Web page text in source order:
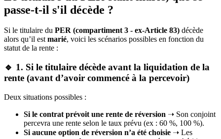
passe-t-il s'il décède ?
Si le titulaire du PER (compartiment 3 - ex-Article 83) décède
alors qu’il estmarié, voici les scénarios possibles en fonction du
statut de la rente :
🔹 1. Si le titulaire décède avant la liquidation de la
rente (avant d’avoir commencé à la percevoir)
Deux situations possibles :
Si le contrat prévoit une rente de réversion ➝ Son conjoint
percevra une rente selon le taux prévu (ex : 60 %, 100 %).
Si aucune option de réversion n’a été choisie ➝ Les